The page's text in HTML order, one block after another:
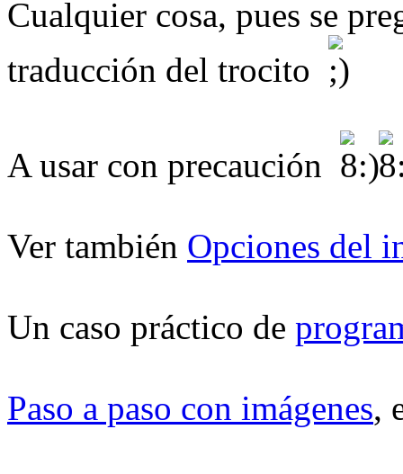
Cualquier cosa, pues se
traducción del trocito
A usar con precaución
Ver también Opciones del
Un caso práctico de
Paso a paso con imágenes,